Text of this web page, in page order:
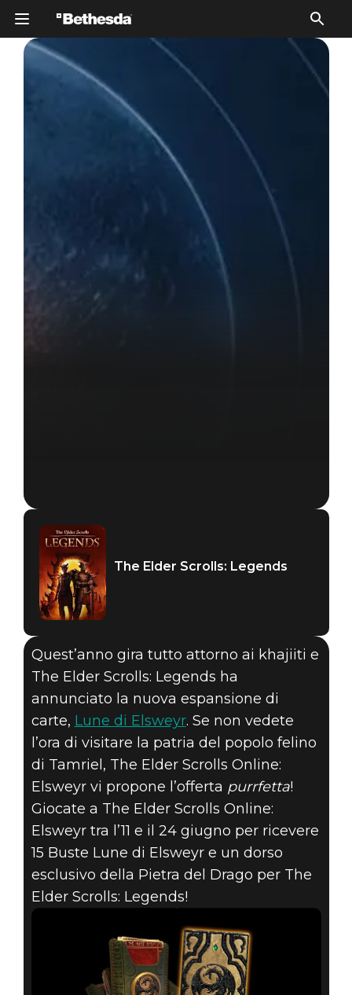
The Elder Scrolls: Legends
11 giugno 2019
ESPLORA THE
ELDER
SCROLLS
ONLINE:
ELSWEYR E
OTTIENI
CONTENUTI
ESCLUSIVI PER
LEGENDS!
The Elder Scrolls: Legends
Quest’anno gira tutto attorno ai khajiiti e
The Elder Scrolls: Legends ha
annunciato la nuova espansione di
carte, Lune di Elsweyr. Se non vedete
l’ora di visitare la patria del popolo felino
di Tamriel, The Elder Scrolls Online:
Elsweyr vi propone l’offerta purrfetta!
Giocate a The Elder Scrolls Online:
Elsweyr tra l’11 e il 24 giugno per ricevere
15 Buste Lune di Elsweyr e un dorso
esclusivo della Pietra del Drago per The
Elder Scrolls: Legends!